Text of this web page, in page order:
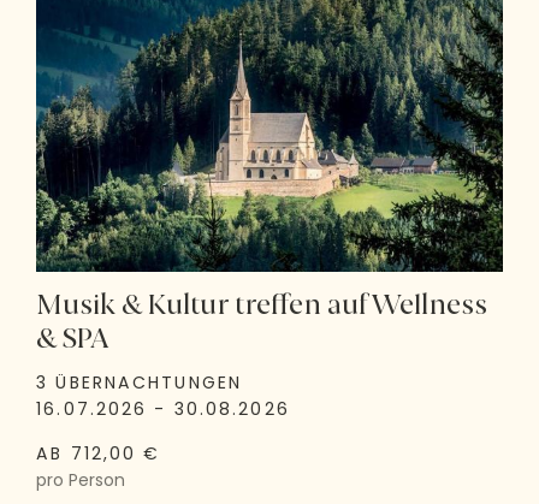
Musik & Kultur treffen auf Wellness
& SPA
3 ÜBERNACHTUNGEN
16.07.2026 - 30.08.2026
AB 712,00 €
pro Person